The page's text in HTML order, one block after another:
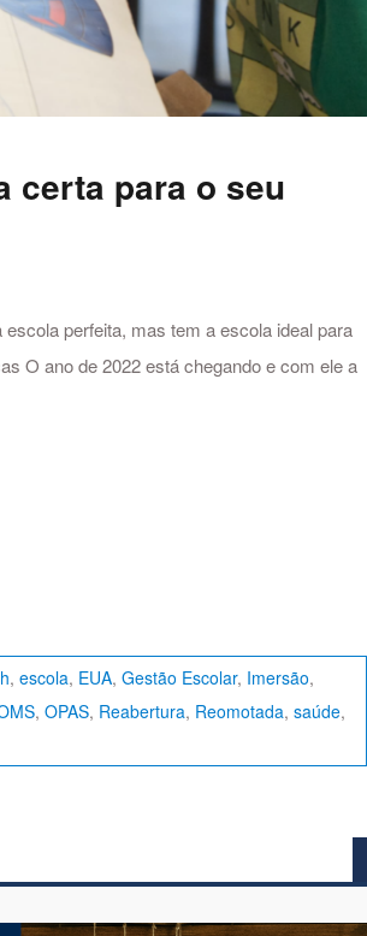
certa para o seu
perfeita, mas tem a escola ideal para
O ano de 2022 está chegando e com ele a
, escola, EUA, Gestão Escolar, Imersão,
, OPAS, Reabertura, Reomotada, saúde,